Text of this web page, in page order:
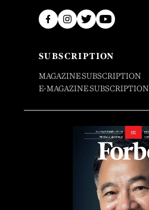
SUBSCRIPTION
MAGAZINE SUBSCRIPTION
E-MAGAZINE SUBSCRIPTION